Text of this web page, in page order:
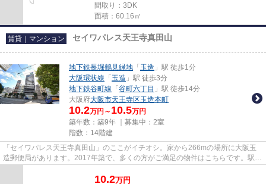
間取り：3DK
面積：60.16㎡
賃貸｜マンション セイワパレス天王寺真田山
地下鉄長堀鶴見緑地 「 玉造 」駅 徒歩1分
大阪環状線 「 玉造 」駅 徒歩3分
地下鉄谷町線 「 谷町六丁目 」駅 徒歩14分
大阪府大阪市天王寺区玉造本町
10.2万円～ 10.5万円
築年数：築9年 ｜募集中： 2室
階数：14階建
「セイワパレス天王寺真田山」のここがイチオシ。家から266mの場所に大阪玉
造郵便局があります。2017年築で、多くの方がご満足の物件はこちらです。駅ま
10.2万円